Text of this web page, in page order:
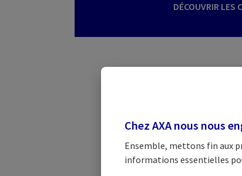
DÉCOUVRIR LES
Chez AXA nous nous
Ensemble, mettons fin aux
informations essentielles